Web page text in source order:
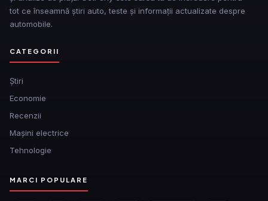
tot ce înseamnă știri auto, teste și informații actualizate despre
automobile.
CATEGORII
Ştiri
Economie
Recenzii
Mașini electrice
Tehnologie
MARCI POPULARE